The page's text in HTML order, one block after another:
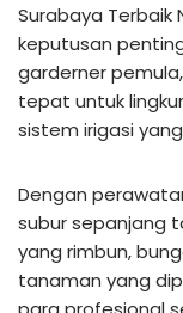
Surabaya Terbaik
keputusan
garderner
tepat untuk
sistem irigasi
Dengan
subur sepanjang
yang rimbun,
tanaman yang